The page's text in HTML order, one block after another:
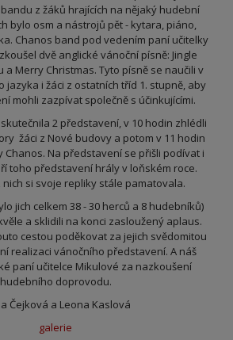
z žáků hrajících na nějaký hudební
bylo osm a nástrojů pět - kytara, piáno,
Chanos band pod vedením paní učitelky
dvě anglické vánoční písně: Jingle
a Merry Christmas. Tyto písně se naučili v
jazyka i žáci z ostatních tříd 1. stupně, aby
mohli zazpívat společně s účinkujícími.
2 představení, v 10 hodin zhlédli
žáci z Nové budovy a potom v 11 hodin
Chanos. Na představení se přišli podívat i
toho představení hrály v loňském roce.
nich si svoje repliky stále pamatovala.
jich celkem 38 - 30 herců a 8 hudebníků)
a sklidili na konci zasloužený aplaus.
cestou poděkovat za jejich svědomitou
realizaci vánočního představení. A náš
paní učitelce Mikulové za nazkoušení
hudebního doprovodu.
Čejková a Leona Kaslová
galerie